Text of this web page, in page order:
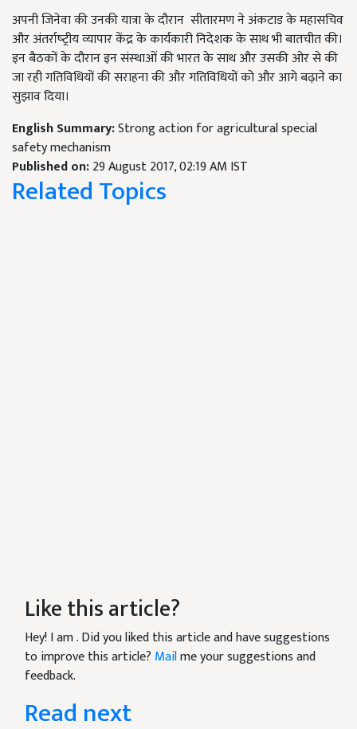
अपनी जिनेवा की उनकी यात्रा के दौरान सीतारमण ने अंकटाड के महासचिव
और अंतर्राष्‍ट्रीय व्‍यापार केंद्र के कार्यकारी निदेशक के साथ भी बातचीत की।
इन बैठकों के दौरान इन संस्‍थाओं की भारत के साथ और उसकी ओर से की
जा रही गतिविधियों की सराहना की और गतिविधियों को और आगे बढ़ाने का
सुझाव दिया।
English Summary:Strong action for agricultural special
safety mechanism
Published on:29 August 2017, 02:19 AM IST
Related Topics
Like this article?
Hey! I am. Did you liked this article and have suggestions
to improve this article? Mailme your suggestions and
feedback.
Read next